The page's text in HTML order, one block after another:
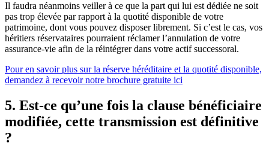
Il faudra néanmoins veiller à ce que la part qui lui est dédiée ne soit
pas trop élevée par rapport à la quotité disponible de votre
patrimoine, dont vous pouvez disposer librement. Si c’est le cas, vos
héritiers réservataires pourraient réclamer l’annulation de votre
assurance-vie afin de la réintégrer dans votre actif successoral.
Pour en savoir plus sur la réserve héréditaire et la quotité disponible,
demandez à recevoir notre brochure gratuite ici
5. Est-ce qu’une fois la clause bénéficiaire
modifiée, cette transmission est définitive
?